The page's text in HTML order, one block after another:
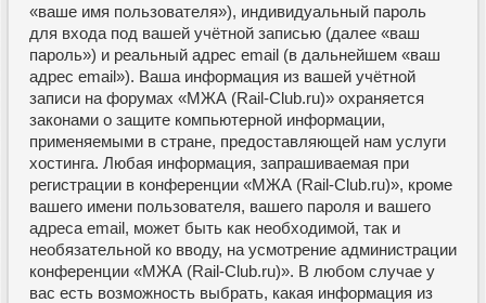
«ваше имя пользователя»), индивидуальный пароль
для входа под вашей учётной записью (далее «ваш
пароль») и реальный адрес email (в дальнейшем «ваш
адрес email»). Ваша информация из вашей учётной
записи на форумах «МЖА (Rail-Club.ru)» охраняется
законами о защите компьютерной информации,
применяемыми в стране, предоставляющей нам услуги
хостинга. Любая информация, запрашиваемая при
регистрации в конференции «МЖА (Rail-Club.ru)», кроме
вашего имени пользователя, вашего пароля и вашего
адреса email, может быть как необходимой, так и
необязательной ко вводу, на усмотрение администрации
конференции «МЖА (Rail-Club.ru)». В любом случае у
вас есть возможность выбрать, какая информация из